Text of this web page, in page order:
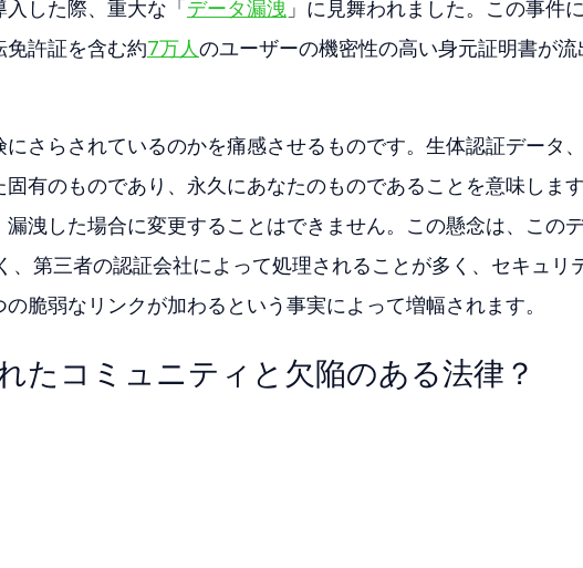
した際、重大な「データ漏洩 」に見舞われました。この事件
免許証を含む約7万人のユーザーの機密性の高い身元証明書が流
さらされているのかを痛感させるものです。生体認証データ
固有のものであり、永久にあなたのものであることを意味しま
洩した場合に変更することはできません。この懸念は、この
第三者の認証会社によって処理されることが多く、セキュリ
脆弱なリンクが加わるという事実によって増幅されます。
たコミュニティと欠陥のある法律？